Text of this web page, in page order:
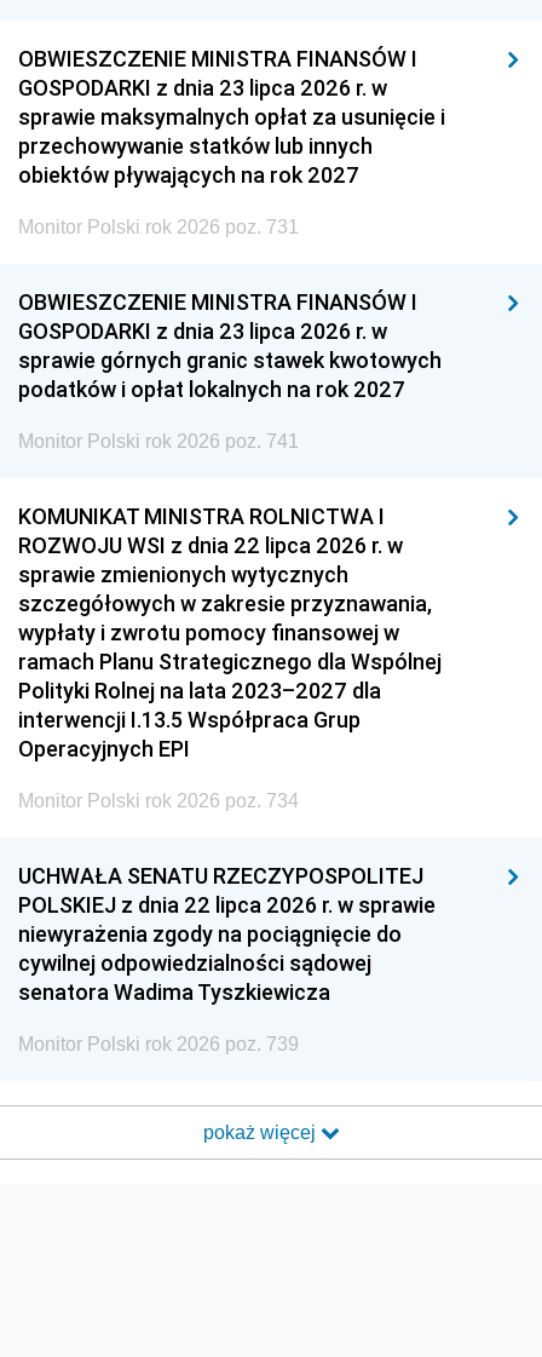
OBWIESZCZENIE MINISTRA FINANSÓW I
GOSPODARKI z dnia 23 lipca 2026 r. w
sprawie maksymalnych opłat za usunięcie i
przechowywanie statków lub innych
obiektów pływających na rok 2027
Monitor Polski rok 2026 poz. 731
OBWIESZCZENIE MINISTRA FINANSÓW I
GOSPODARKI z dnia 23 lipca 2026 r. w
sprawie górnych granic stawek kwotowych
podatków i opłat lokalnych na rok 2027
Monitor Polski rok 2026 poz. 741
KOMUNIKAT MINISTRA ROLNICTWA I
ROZWOJU WSI z dnia 22 lipca 2026 r. w
sprawie zmienionych wytycznych
szczegółowych w zakresie przyznawania,
wypłaty i zwrotu pomocy finansowej w
ramach Planu Strategicznego dla Wspólnej
Polityki Rolnej na lata 2023–2027 dla
interwencji I.13.5 Współpraca Grup
Operacyjnych EPI
Monitor Polski rok 2026 poz. 734
UCHWAŁA SENATU RZECZYPOSPOLITEJ
POLSKIEJ z dnia 22 lipca 2026 r. w sprawie
niewyrażenia zgody na pociągnięcie do
cywilnej odpowiedzialności sądowej
senatora Wadima Tyszkiewicza
Monitor Polski rok 2026 poz. 739
pokaż więcej